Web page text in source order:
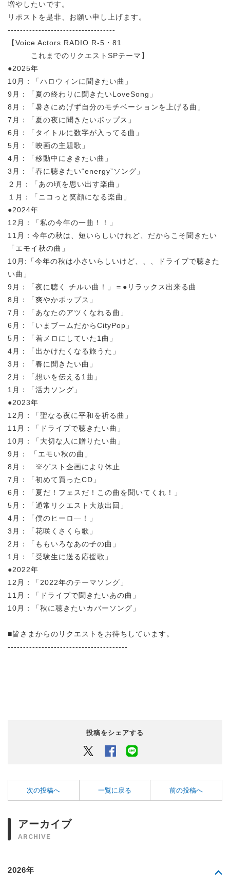
増やしたいです。
リポストを是非、お願い申し上げます。
-----------------------------------
【Voice Actors RADIO R-5・81
これまでのリクエストSPテーマ】
●2025年
10月：「ハロウィンに聞きたい曲」
9月：「夏の終わりに聞きたいLoveSong」
8月：「暑さにめげず自分のモチベーションを上げる曲」
7月：「夏の夜に聞きたいポップス」
6月：「タイトルに数字が入ってる曲」
5月：「映画の主題歌」
4月：「移動中にききたい曲」
3月：「春に聴きたい“energy”ソング」
２月：「あの頃を思い出す楽曲」
１月：「ニコっと笑顔になる楽曲」
●2024年
12月：「私の今年の一曲！！」
11月：今年の秋は、短いらしいけれど、だからこそ聞きたい
「エモイ秋の曲」
10月:「今年の秋は小さいらしいけど、、、ドライブで聴きた
い曲」
9月：「夜に聴く チルい曲！」＝●リラックス出来る曲
8月：「爽やかポップス」
7月：「あなたのアツくなれる曲」
6月：「いまブームだからCityPop」
5月：「着メロにしていた1曲」
4月：「出かけたくなる旅うた」
3月：「春に聞きたい曲」
2月：「想いを伝える1曲」
1月：「活力ソング」
●2023年
12月：「聖なる夜に平和を祈る曲」
11月：「ドライブで聴きたい曲」
10月：「大切な人に贈りたい曲」
9月： 「エモい秋の曲」
8月： ※ゲスト企画により休止
7月：「初めて買ったCD」
6月：「夏だ！フェスだ！この曲を聞いてくれ！」
5月：「通常リクエスト大放出回」
4月：「僕のヒーロ―！」
3月：「花咲くさくら歌」
2月：「ももいろなあの子の曲」
1月：「受験生に送る応援歌」
●2022年
12月：「2022年のテーマソング」
11月：「ドライブで聞きたいあの曲」
10月：「秋に聴きたいカバーソング」
■皆さまからのリクエストをお待ちしています。
---------------------------------------
投稿をシェアする
Twitter Facebook
次の投稿へ 一覧に戻る 前の投稿へ
アーカイブ
ARCHIVE
2026年